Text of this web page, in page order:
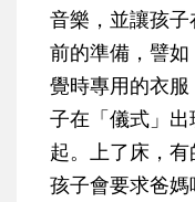
音樂，並讓孩
前的準備，譬
覺時專用的衣
子在「儀式」
起。上了床，
孩子會要求爸